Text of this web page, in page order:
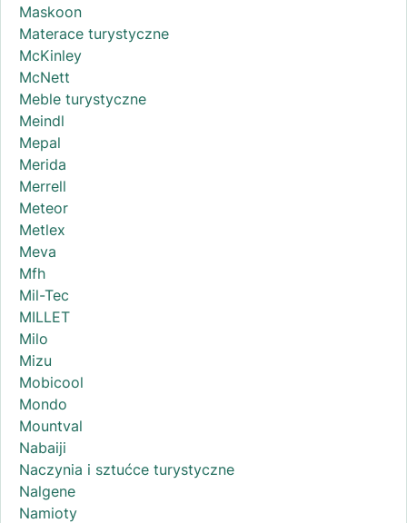
Maskoon
Materace turystyczne
McKinley
McNett
Meble turystyczne
Meindl
Mepal
Merida
Merrell
Meteor
Metlex
Meva
Mfh
Mil-Tec
MILLET
Milo
Mizu
Mobicool
Mondo
Mountval
Nabaiji
Naczynia i sztućce turystyczne
Nalgene
Namioty